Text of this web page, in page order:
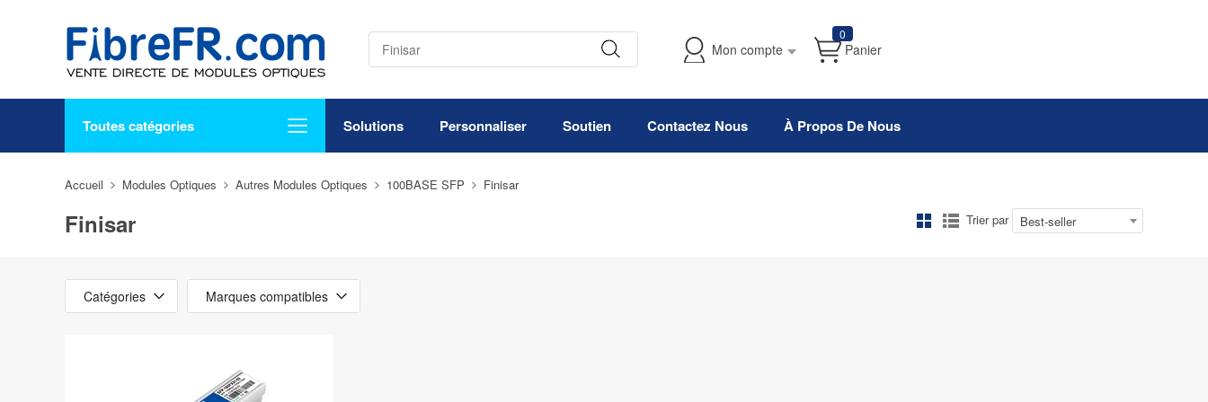
Mon compte
0
Panier
Toutes catégories Solutions Personnaliser Soutien Contactez Nous À Propos De Nous
Accueil Modules Optiques Autres Modules Optiques 100BASE SFP Finisar
Finisar Trier par Best-seller
Catégories Marques compatibles